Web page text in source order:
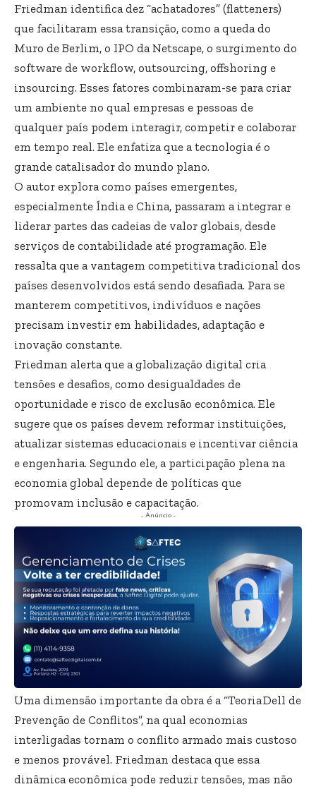
Friedman identifica dez “achatadores” (flatteners)
que facilitaram essa transição, como a queda do
Muro de Berlim, o IPO da Netscape, o surgimento do
software de workflow, outsourcing, offshoring e
insourcing. Esses fatores combinaram-se para criar
um ambiente no qual empresas e pessoas de
qualquer país podem interagir, competir e colaborar
em tempo real. Ele enfatiza que a tecnologia é o
grande catalisador do mundo plano.
O autor explora como países emergentes,
especialmente Índia e China, passaram a integrar e
liderar partes das cadeias de valor globais, desde
serviços de contabilidade até programação. Ele
ressalta que a vantagem competitiva tradicional dos
países desenvolvidos está sendo desafiada. Para se
manterem competitivos, indivíduos e nações
precisam investir em habilidades, adaptação e
inovação constante.
Friedman alerta que a globalização digital cria
tensões e desafios, como desigualdades de
oportunidade e risco de exclusão econômica. Ele
sugere que os países devem reformar instituições,
atualizar sistemas educacionais e incentivar ciência
e engenharia. Segundo ele, a participação plena na
economia global depende de políticas que
promovam inclusão e capacitação.
- Anúncio -
Uma dimensão importante da obra é a “Teoria Dell de
Prevenção de Conflitos”, na qual economias
interligadas tornam o conflito armado mais custoso
e menos provável. Friedman destaca que essa
dinâmica econômica pode reduzir tensões, mas não